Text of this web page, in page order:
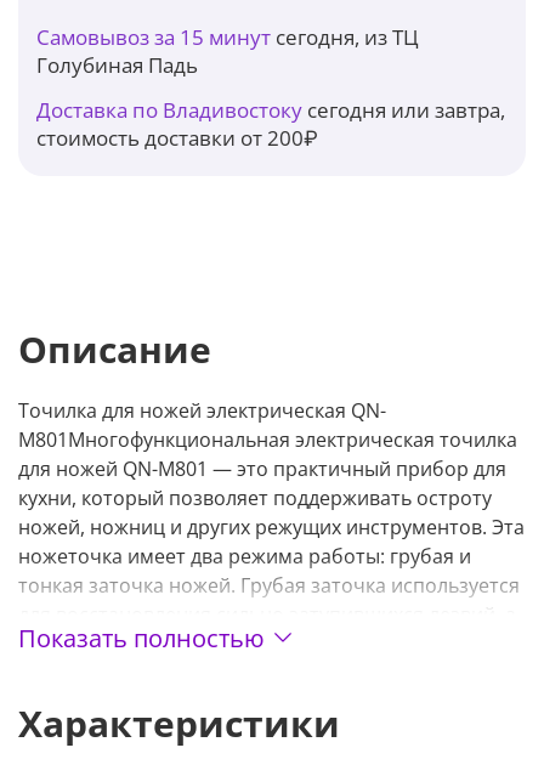
Самовывоз за 15 минут сегодня, из ТЦ
Голубиная Падь
Доставка по Владивостоку сегодня или завтра,
стоимость доставки от 200₽
Описание
Точилка для ножей электрическая QN-
M801Многофункциональная электрическая точилка
для ножей QN-M801 — это практичный прибор для
кухни, который позволяет поддерживать остроту
ножей, ножниц и других режущих инструментов. Эта
ножеточка имеет два режима работы: грубая и
тонкая заточка ножей. Грубая заточка используется
тонкая заточка — для доведения до идеальной
Устройство имеет высокую точность и скорость
Показать полностью
Характеристики